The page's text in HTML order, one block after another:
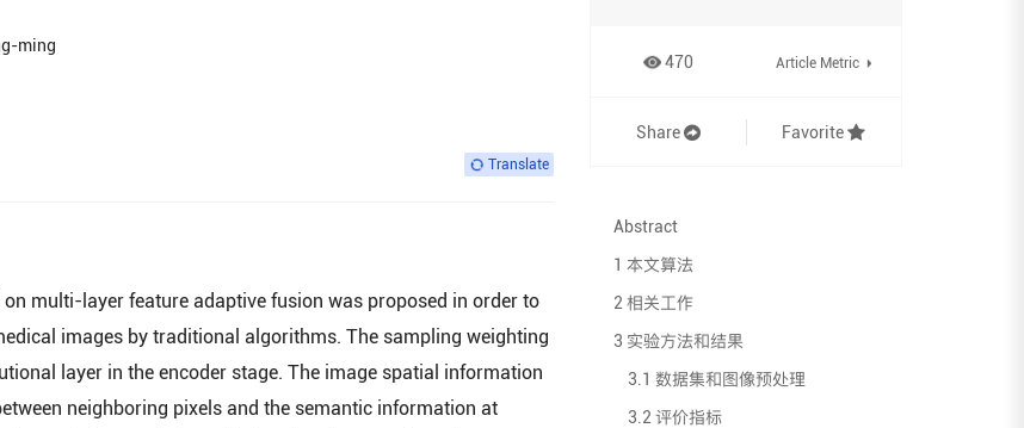
ming
Translate
multi-layer feature adaptive fusion was proposed in order to
images by traditional algorithms. The sampling weighting
layer in the encoder stage. The image spatial information
neighboring pixels and the semantic information at
470 Article Metric
Share Favorite
Abstract
1 本文算法
2 相关工作
3 实验方法和结果
3.1 数据集和图像预处理
3.2 评价指标